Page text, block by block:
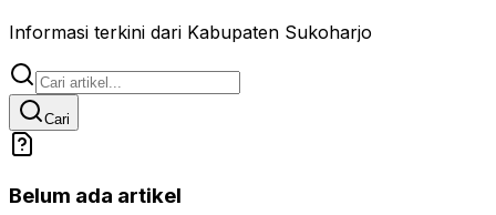
Informasi terkini dari Kabupaten Sukoharjo
Cari
Belum ada artikel